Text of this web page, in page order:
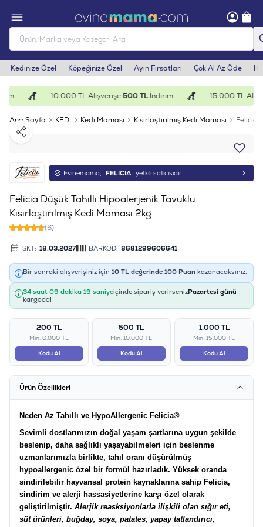
Kedinize Özel Köpeğinize Özel Ayın Fırsatları Çok Al Az Öde
10.000 TL Alışverişe500 TLİndirim 15.000 TL
Ana Sayfa KEDİ Kedi Maması Kısırlaştırılmış Kedi Maması
Felicia
Paylaş
Evinemama, FELICIA yetkili satıcısıdır.
Felicia Düşük Tahıllı Hipoalerjenik Tavuklu
Kısırlaştırılmış Kedi Maması 2kg
(6)
SKT: 18.03.2027 BARKOD: 8681299606641
Bir sonraki alışverişiniz için 10 TL değerinde 100 Puan kazanacaksınız.
34 saat 09 dakika 19 saniyeiçinde sipariş verirsenizPazartesi günü
kargoda!
200 TL
Min: 6.000 TL
Kodu Al
500 TL
Min: 10.000 TL
Kodu Al
1.000 TL
Min: 15.000 TL
Kodu Al
Ürün Özellikleri
Neden Az Tahıllı ve HypoAllergenic Felicia®
Sevimli dostlarımızın doğal yaşam şartlarına uygun şekilde
beslenip, daha sağlıklı yaşayabilmeleri için beslenme
uzmanlarımızla birlikte, tahıl oranı düşürülmüş
hypoallergenic özel bir formül hazırladık. Yüksek oranda
sindirilebilir hayvansal protein kaynaklarına sahip Felicia,
sindirim ve alerji hassasiyetlerine karşı özel olarak
geliştirilmiştir. Alerjik reasksiyonlarla ilişkili olan sığır eti,
süt ürünleri, buğday, soya, patates, yapay tatlandırıcı,